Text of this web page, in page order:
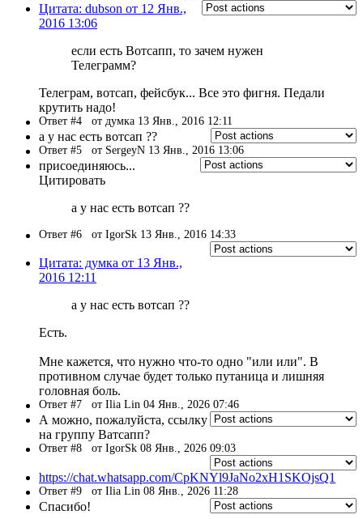
Цитата: dubson от 12 Янв.,
2016 13:06
если есть Вотсапп, то зачем нужен
Телеграмм?
Телеграм, вотсап, фейсбук... Все это фигня. Педали
крутить надо!
Ответ #4 от думка 13 Янв., 2016 12:11
a у нас есть вотсап ??
Ответ #5 от SergeyN 13 Янв., 2016 13:06
присоединяюсь...
Цитировать
a у нас есть вотсап ??
Ответ #6 от IgorSk 13 Янв., 2016 14:33
Цитата: думка от 13 Янв.,
2016 12:11
a у нас есть вотсап ??
Есть.
Мне кажется, что нужно что-то одно "или или". В
противном случае будет только путаница и лишняя
головная боль.
Ответ #7 от Ilia Lin 04 Янв., 2026 07:46
А можно, пожалуйста, ссылку
на группу Ватсапп?
Ответ #8 от IgorSk 08 Янв., 2026 09:03
https://chat.whatsapp.com/CpKNYl9JaNo2xH1SKOjsQ1
Ответ #9 от Ilia Lin 08 Янв., 2026 11:28
Спасибо!